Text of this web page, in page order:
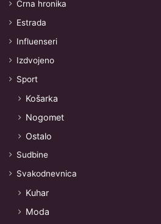
Crna hronika
Estrada
Influenseri
Izdvojeno
Sport
Košarka
Nogomet
Ostalo
Sudbine
Svakodnevnica
Kuhar
Moda